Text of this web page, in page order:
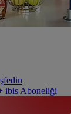
ibis Aboneliği